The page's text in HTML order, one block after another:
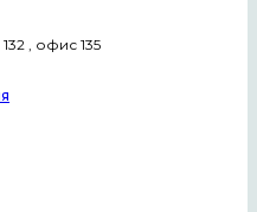
, офис 135